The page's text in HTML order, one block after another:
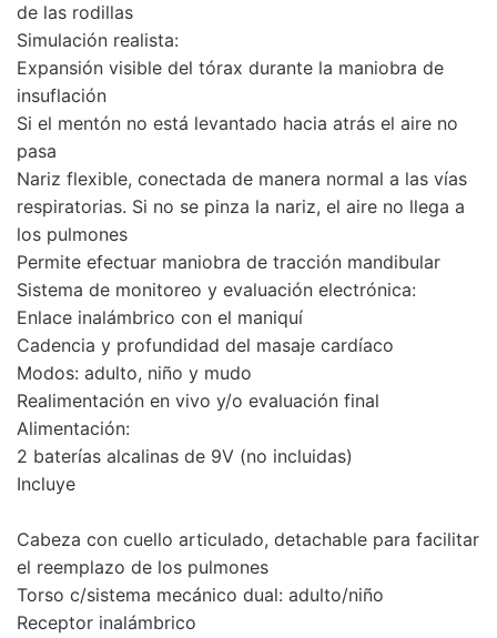
de las rodillas
Simulación realista:
Expansión visible del tórax durante la maniobra de
insuflación
Si el mentón no está levantado hacia atrás el aire no
pasa
Nariz flexible, conectada de manera normal a las vías
respiratorias. Si no se pinza la nariz, el aire no llega a
los pulmones
Permite efectuar maniobra de tracción mandibular
Sistema de monitoreo y evaluación electrónica:
Enlace inalámbrico con el maniquí
Cadencia y profundidad del masaje cardíaco
Modos: adulto, niño y mudo
Realimentación en vivo y/o evaluación final
Alimentación:
2 baterías alcalinas de 9V (no incluidas)
Incluye
Cabeza con cuello articulado, detachable para facilitar
el reemplazo de los pulmones
Torso c/sistema mecánico dual: adulto/niño
Receptor inalámbrico